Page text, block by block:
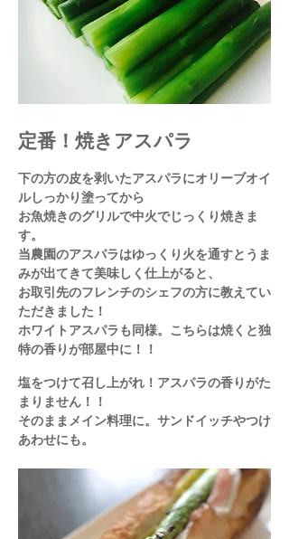
定番！焼きアスパラ
下の方の皮を剥いたアスパラにオリーブオイ
ルしっかり塗ってから
お魚焼きのグリルで中火でじっくり焼きま
す。
​当農園のアスパラはゆっくり火を通すとうま
みが出てきて美味しく仕上がると、
お取引先のフレンチのシェフの方に教えてい
ただきました！
​ホワイトアスパラも同様。こちらは焼くと独
特の香りが部屋中に！！
塩をつけて召し上がれ！アスパラの香りがた
まりません！！
​そのままメイン料理に。サンドイッチやつけ
あわせにも。